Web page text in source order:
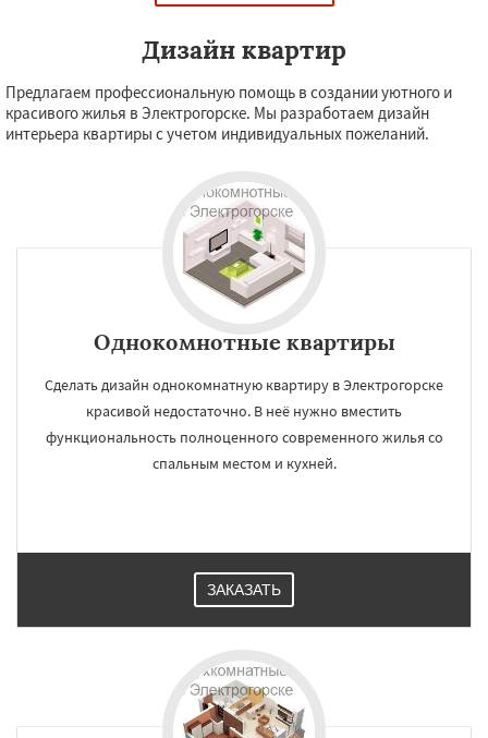
Дизайн квартир
Предлагаем профессиональную помощь в создании уютного и
красивого жилья в Электрогорске. Мы разработаем дизайн
интерьера квартиры с учетом индивидуальных пожеланий.
Однокомнотные квартиры
Сделать дизайн однокомнатную квартиру в Электрогорске
красивой недостаточно. В неё нужно вместить
функциональность полноценного современного жилья со
спальным местом и кухней.
ЗАКАЗАТЬ